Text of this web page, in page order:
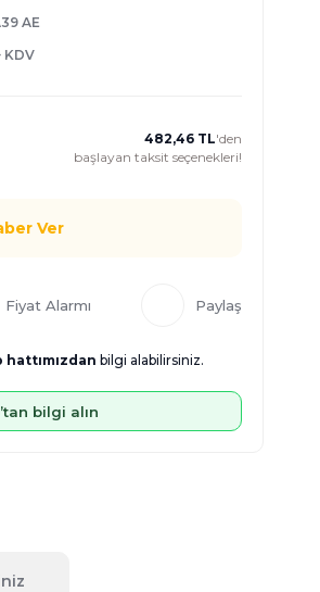
AE
KDV
482,46 TL'den
başlayan taksit seçenekleri!
Ver
Fiyat Alarmı Paylaş
bilgi alabilirsiniz.
bilgi alın